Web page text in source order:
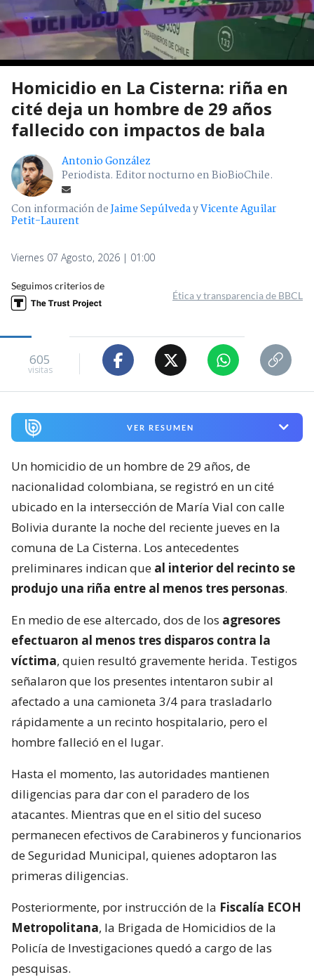
Homicidio en La Cisterna: riña en
cité deja un hombre de 29 años
fallecido con impactos de bala
Antonio González
Periodista. Editor nocturno en BioBioChile.
Con información deJaime SepúlvedayVicente Aguilar
Petit-Laurent
Viernes 07 Agosto, 2026 | 01:00
Seguimos criterios de
Ética y transparencia de BBCL
605
visitas
VER RESUMEN
Un homicidio de un hombre de 29 años, de
nacionalidad colombiana, se registró en un cité
ubicado en la intersección de María Vial con calle
Bolivia durante la noche del reciente jueves en la
comuna de La Cisterna. Los antecedentes
preliminares indican que al interior del recinto se
produjo una riña entre al menos tres personas.
En medio de ese altercado, dos de los agresores
efectuaron al menos tres disparos contra la
víctima, quien resultó gravemente herida. Testigos
señalaron que los presentes intentaron subir al
afectado a una camioneta 3/4 para trasladarlo
rápidamente a un recinto hospitalario, pero el
hombre falleció en el lugar.
Hasta el momento, las autoridades mantienen
diligencias para dar con el paradero de los
atacantes. Mientras que en el sitio del suceso
permanecen efectivos de Carabineros y funcionarios
de Seguridad Municipal, quienes adoptaron las
primeras diligencias.
Posteriormente, por instrucción de la Fiscalía ECOH
Metropolitana, la Brigada de Homicidios de la
Policía de Investigaciones quedó a cargo de las
pesquisas.